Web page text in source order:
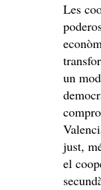
Les
un
just,
el